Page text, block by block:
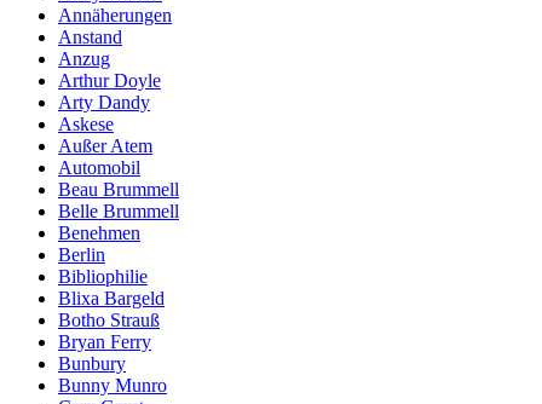
Annäherungen
Anstand
Anzug
Arthur Doyle
Arty Dandy
Askese
Außer Atem
Automobil
Beau Brummell
Belle Brummell
Benehmen
Berlin
Bibliophilie
Blixa Bargeld
Botho Strauß
Bryan Ferry
Bunbury
Bunny Munro